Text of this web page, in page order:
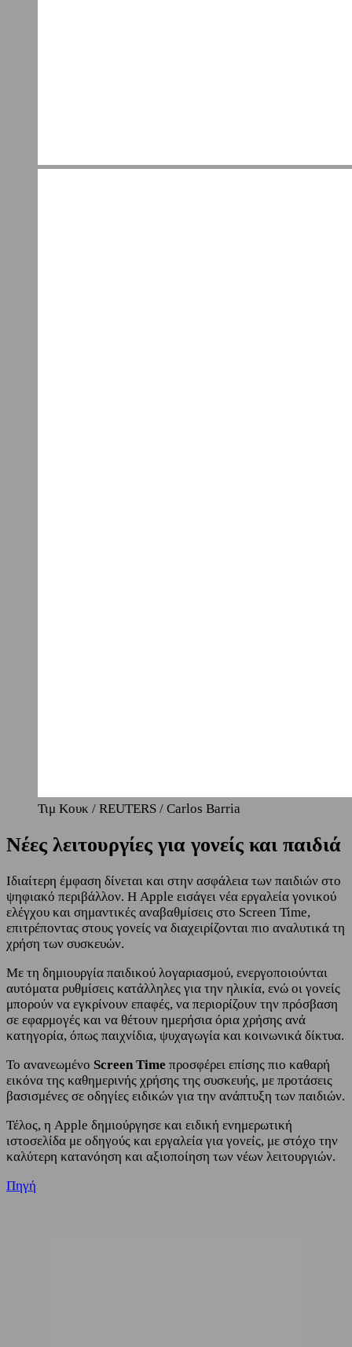
Τιμ Κουκ / REUTERS / Carlos Barria
Νέες λειτουργίες για γονείς και παιδιά
Ιδιαίτερη έμφαση δίνεται και στην ασφάλεια των παιδιών στο
ψηφιακό περιβάλλον. Η Apple εισάγει νέα εργαλεία γονικού
ελέγχου και σημαντικές αναβαθμίσεις στο Screen Time,
επιτρέποντας στους γονείς να διαχειρίζονται πιο αναλυτικά τη
χρήση των συσκευών.
Με τη δημιουργία παιδικού λογαριασμού, ενεργοποιούνται
αυτόματα ρυθμίσεις κατάλληλες για την ηλικία, ενώ οι γονείς
μπορούν να εγκρίνουν επαφές, να περιορίζουν την πρόσβαση
σε εφαρμογές και να θέτουν ημερήσια όρια χρήσης ανά
κατηγορία, όπως παιχνίδια, ψυχαγωγία και κοινωνικά δίκτυα.
Το ανανεωμένο Screen Time προσφέρει επίσης πιο καθαρή
εικόνα της καθημερινής χρήσης της συσκευής, με προτάσεις
βασισμένες σε οδηγίες ειδικών για την ανάπτυξη των παιδιών.
Τέλος, η Apple δημιούργησε και ειδική ενημερωτική
ιστοσελίδα με οδηγούς και εργαλεία για γονείς, με στόχο την
καλύτερη κατανόηση και αξιοποίηση των νέων λειτουργιών.
Πηγή